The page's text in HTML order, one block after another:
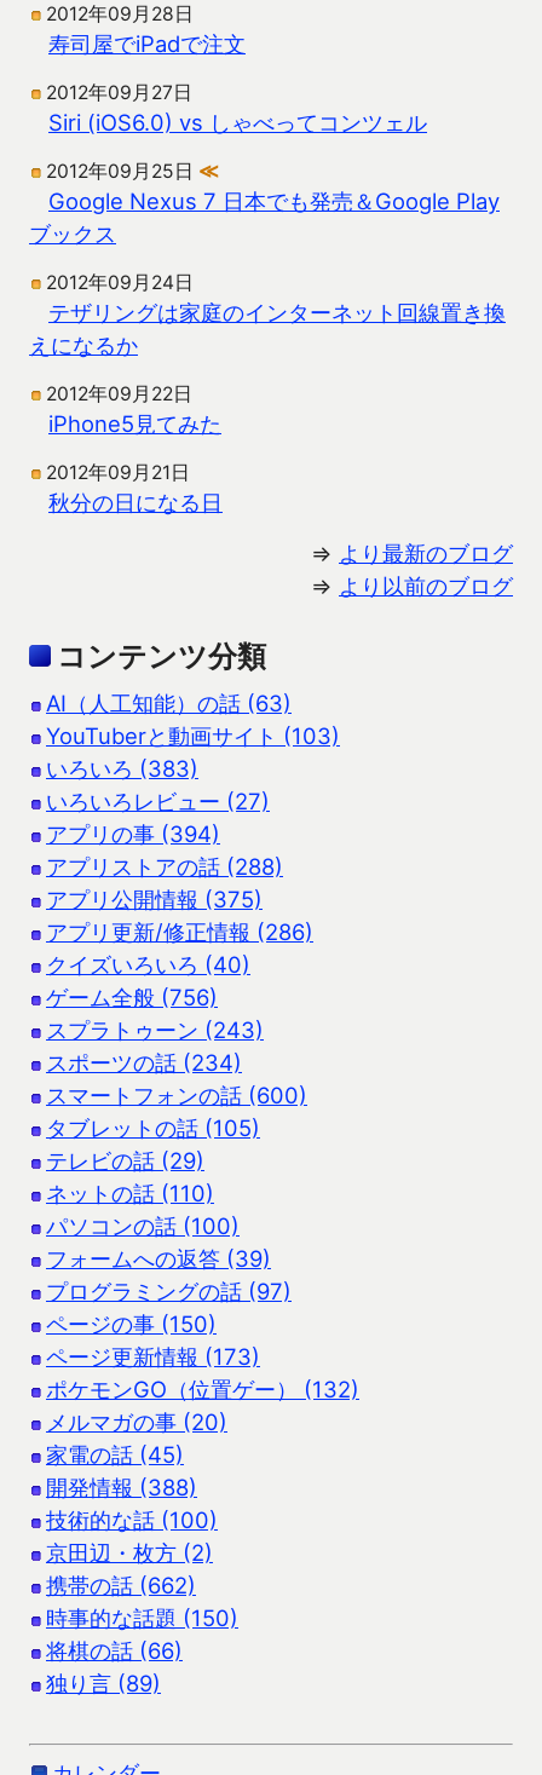
2012年09月28日
寿司屋でiPadで注文
2012年09月27日
Siri (iOS6.0) vs しゃべってコンツェル
2012年09月25日 ≪
Google Nexus 7 日本でも発売＆Google Play
ブックス
2012年09月24日
テザリングは家庭のインターネット回線置き換
えになるか
2012年09月22日
iPhone5見てみた
2012年09月21日
秋分の日になる日
⇒ より最新のブログ
⇒ より以前のブログ
コンテンツ分類
AI（人工知能）の話 (63)
YouTuberと動画サイト (103)
いろいろ (383)
いろいろレビュー (27)
アプリの事 (394)
アプリストアの話 (288)
アプリ公開情報 (375)
アプリ更新/修正情報 (286)
クイズいろいろ (40)
ゲーム全般 (756)
スプラトゥーン (243)
スポーツの話 (234)
スマートフォンの話 (600)
タブレットの話 (105)
テレビの話 (29)
ネットの話 (110)
パソコンの話 (100)
フォームへの返答 (39)
プログラミングの話 (97)
ページの事 (150)
ページ更新情報 (173)
ポケモンGO（位置ゲー） (132)
メルマガの事 (20)
家電の話 (45)
開発情報 (388)
技術的な話 (100)
京田辺・枚方 (2)
携帯の話 (662)
時事的な話題 (150)
将棋の話 (66)
独り言 (89)